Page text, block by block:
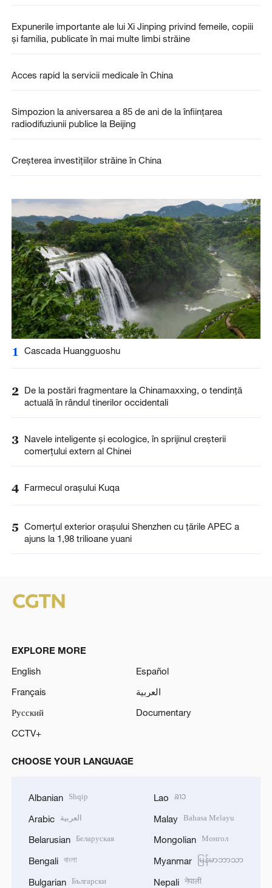
Expunerile importante ale lui Xi Jinping privind femeile, copiii
și familia, publicate în mai multe limbi străine
Acces rapid la servicii medicale în China
Simpozion la aniversarea a 85 de ani de la înființarea
radiodifuziunii publice la Beijing
Creșterea investițiilor străine în China
1 Cascada Huangguoshu
2 De la postări fragmentare la Chinamaxxing, o tendință
actuală în rândul tinerilor occidentali
3 Navele inteligente și ecologice, în sprijinul creșterii
comerțului extern al Chinei
4 Farmecul orașului Kuqa
5 Comerțul exterior orașului Shenzhen cu țările APEC a
ajuns la 1,98 trilioane yuani
EXPLORE MORE
English
Español
Français
العربية
Русский
Documentary
CCTV+
CHOOSE YOUR LANGUAGE
Albanian Shqip
Arabic العربية
Belarusian Беларуская
Bengali বাংলা
Bulgarian Български
Lao ລາວ
Malay Bahasa Melayu
Mongolian Монгол
Myanmar မြန်မာဘာသာ
Nepali नेपाली